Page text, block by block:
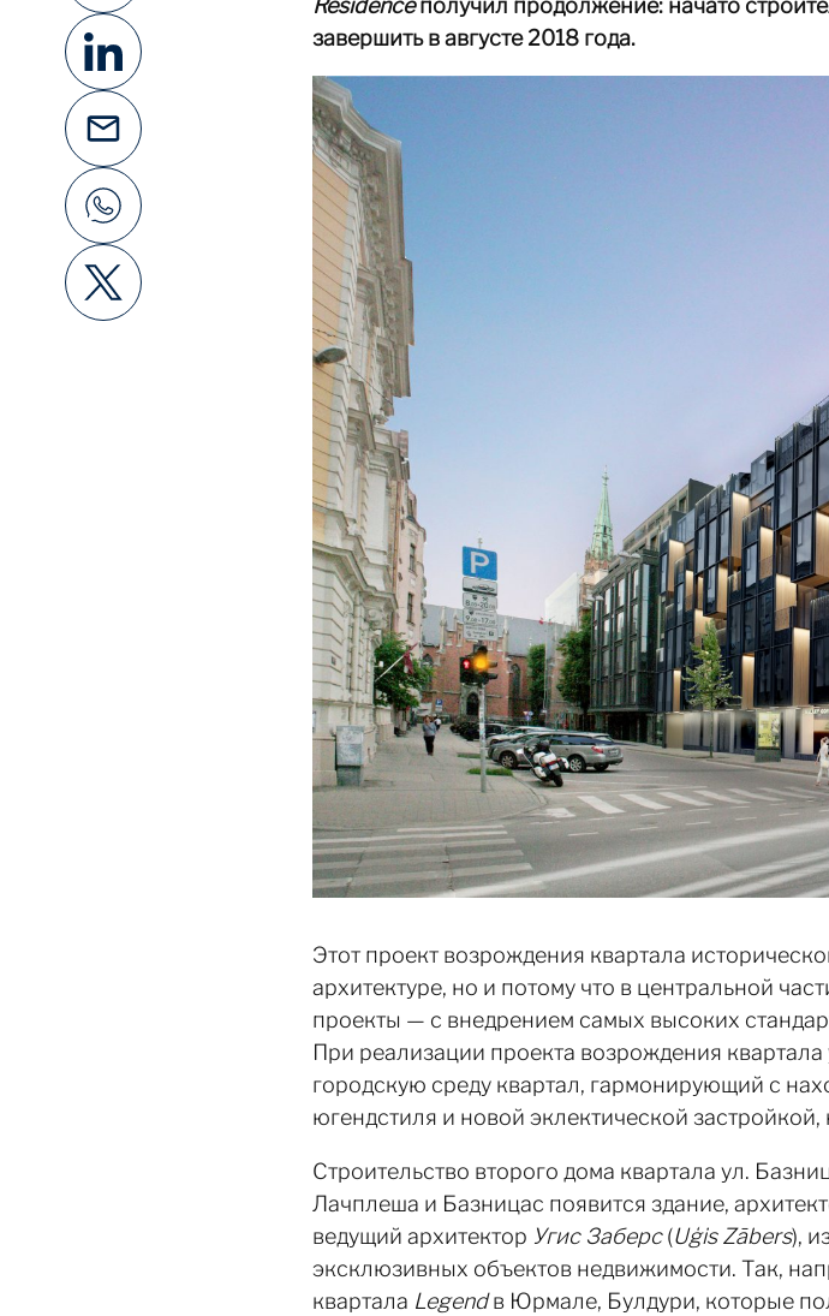
Residenceполучил продолжение: начато
завершить в августе 2018 года.
Этот проект возрождения квартала
архитектуре, но и потому что в центральной
проекты — с внедрением самых высоких
При реализации проекта возрождения
городскую среду квартал, гармонирующий с
югендстиля и новой эклектической
Строительство второго дома квартала ул.
Лачплеша и Базницас появится здание,
ведущий архитектор Угис Заберс(Uģis Zābers),
эксклюзивных объектов недвижимости. Так,
квартала Legendв Юрмале, Булдури, которые